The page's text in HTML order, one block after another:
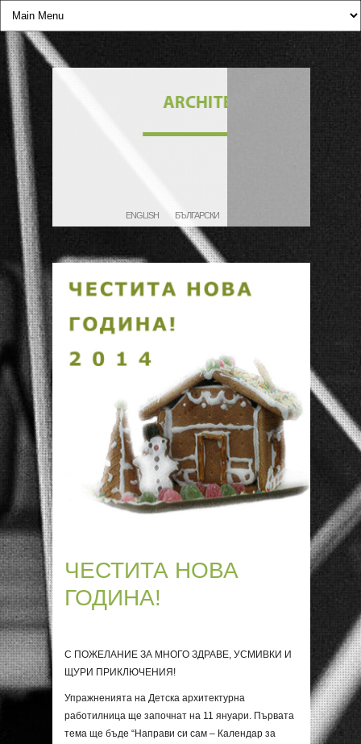
ENGLISH БЪЛГАРСКИ
ЧЕСТИТА НОВА
ГОДИНА!
С ПОЖЕЛАНИЕ ЗА МНОГО ЗДРАВЕ, УСМИВКИ И
ЩУРИ ПРИКЛЮЧЕНИЯ!
Упражненията на Детска архитектурна
работилница ще започнат на 11 януари. Първата
тема ще бъде “Направи си сам – Календар за